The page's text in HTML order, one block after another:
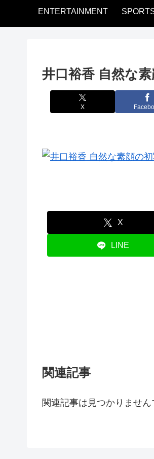
ENTERTAINMENT
井口裕香 自然な
X
X
LINE
関連記事
関連記事は見つかりません